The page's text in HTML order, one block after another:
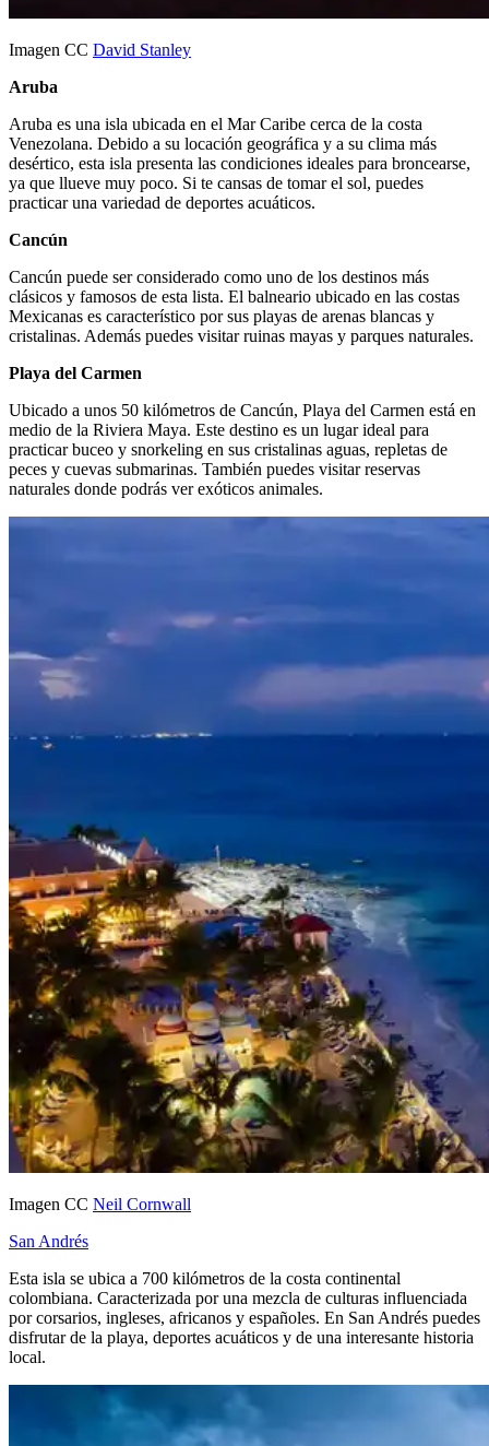
Imagen CC David Stanley
Aruba
Aruba es una isla ubicada en el Mar Caribe cerca de la costa
Venezolana. Debido a su locación geográfica y a su clima más
desértico, esta isla presenta las condiciones ideales para broncearse,
ya que llueve muy poco. Si te cansas de tomar el sol, puedes
practicar una variedad de deportes acuáticos.
Cancún
Cancún puede ser considerado como uno de los destinos más
clásicos y famosos de esta lista. El balneario ubicado en las costas
Mexicanas es característico por sus playas de arenas blancas y
cristalinas. Además puedes visitar ruinas mayas y parques naturales.
Playa del Carmen
Ubicado a unos 50 kilómetros de Cancún, Playa del Carmen está en
medio de la Riviera Maya. Este destino es un lugar ideal para
practicar buceo y snorkeling en sus cristalinas aguas, repletas de
peces y cuevas submarinas. También puedes visitar reservas
naturales donde podrás ver exóticos animales.
Imagen CC Neil Cornwall
San Andrés
Esta isla se ubica a 700 kilómetros de la costa continental
colombiana. Caracterizada por una mezcla de culturas influenciada
por corsarios, ingleses, africanos y españoles. En San Andrés puedes
disfrutar de la playa, deportes acuáticos y de una interesante historia
local.